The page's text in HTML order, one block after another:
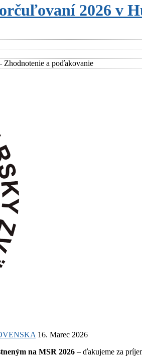
2026 v
a poďakovanie
16. Marec 2026
na MSR 2026 – ďakujeme za